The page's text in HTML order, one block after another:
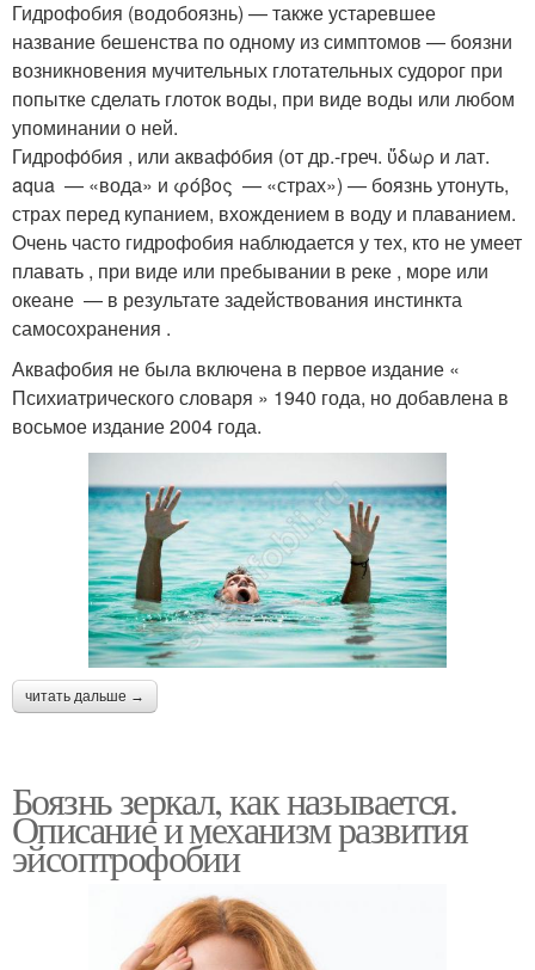
Гидрофобия (водобоязнь) — также устаревшее
название бешенства по одному из симптомов — боязни
возникновения мучительных глотательных судорог при
попытке сделать глоток воды, при виде воды или любом
упоминании о ней.
Гидрофо́бия , или аквафо́бия (от др.-греч. ὕδωρ и лат.
aqua — «вода» и φόβος — «страх») — боязнь утонуть,
страх перед купанием, вхождением в воду и плаванием.
Очень часто гидрофобия наблюдается у тех, кто не умеет
плавать , при виде или пребывании в реке , море или
океане — в результате задействования инстинкта
самосохранения .
Аквафобия не была включена в первое издание «
Психиатрического словаря » 1940 года, но добавлена в
восьмое издание 2004 года.
читать дальше →
Боязнь зеркал, как называется.
Описание и механизм развития
эйсоптрофобии